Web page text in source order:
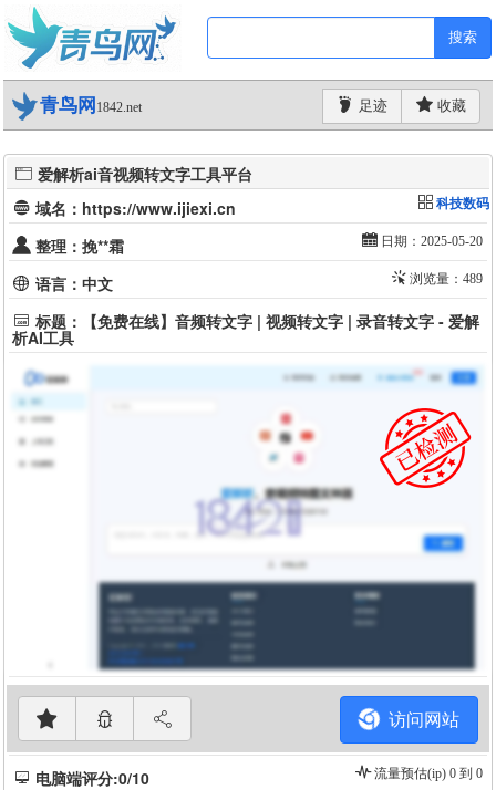
搜索
青鸟网 1842.net 足迹 收藏
爱解析ai音视频转文字工具平台
域名：https://www.ijiexi.cn
科技数码
整理：挽**霜 日期：2025-05-20
语言：中文 浏览量：489
标题：【免费在线】音频转文字 | 视频转文字 | 录音转文字 - 爱解
析AI工具
访问网站
电脑端评分:0/10 流量预估(ip) 0 到 0